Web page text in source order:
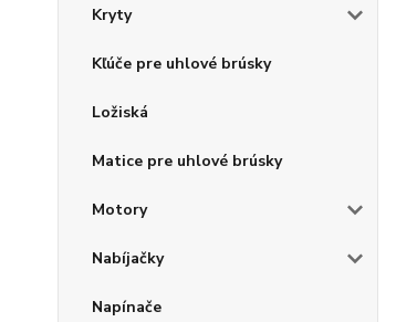
Kryty
Kľúče pre uhlové brúsky
Ložiská
Matice pre uhlové brúsky
Motory
Nabíjačky
Napínače